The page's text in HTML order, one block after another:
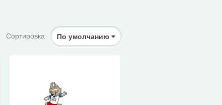
Сортировка По умолчанию